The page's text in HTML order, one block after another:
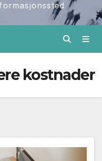
kostnader